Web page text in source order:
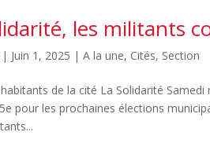
les militants
| Juin 1, 2025 |A la une, Cités, Section
de la cité La Solidarité
pour les prochaines élections